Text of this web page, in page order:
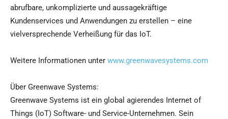
abrufbare, unkomplizierte und aussagekräftige
Kundenservices und Anwendungen zu erstellen – eine
vielversprechende Verheißung für das IoT.
Weitere Informationen unter www.greenwavesystems.com
Über Greenwave Systems:
Greenwave Systems ist ein global agierendes Internet of
Things (IoT) Software- und Service-Unternehmen. Sein